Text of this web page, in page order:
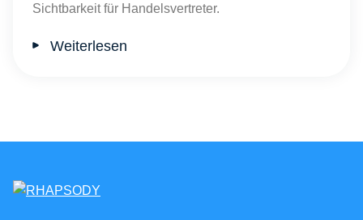
Sichtbarkeit für Handelsvertreter.
Weiterlesen